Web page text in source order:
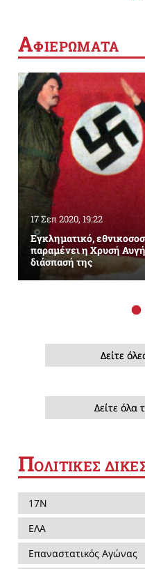
ΑΦΙΕΡΩΜΑΤΑ
17 Σεπ 2020, 19:22
Εγκληματικό,
παραμένει η Χρυσή
διάσπασή της
Δείτε
Δείτε
ΠΟΛΙΤΙΚΕΣ
17Ν
ΕΛΑ
Επαναστατικός Αγώνας